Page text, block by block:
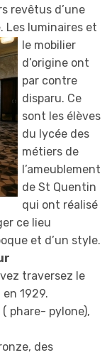
revêtus d’une
Les luminaires et
le mobilier
d’origine ont
par contre
disparu. Ce
sont les élèves
du lycée des
métiers de
l’ameublement
de St Quentin
qui ont réalisé
ce lieu
et d’un style.
traversez le
1929.
phare- pylone),
des